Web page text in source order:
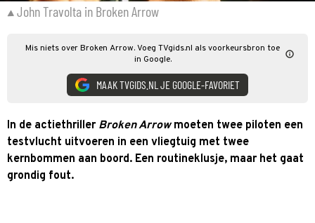
John Travolta in Broken Arrow
Mis niets over Broken Arrow. Voeg TVgids.nl als voorkeursbron toe
in Google.
MAAK TVGIDS.NL JE GOOGLE-FAVORIET
In de actiethriller Broken Arrow moeten twee piloten een
testvlucht uitvoeren in een vliegtuig met twee
kernbommen aan boord. Een routineklusje, maar het gaat
grondig fout.